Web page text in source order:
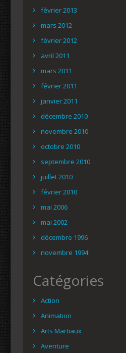
février 2013
mars 2012
février 2012
avril 2011
mars 2011
février 2011
janvier 2011
décembre 2010
novembre 2010
octobre 2010
septembre 2010
juillet 2010
février 2010
mai 2006
mai 2002
décembre 1996
novembre 1994
Catégories
Action
Animation
Arts Martiaux
Aventure